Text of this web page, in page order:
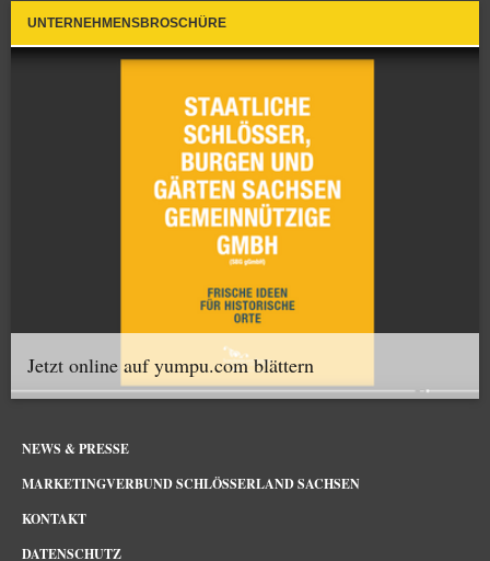
UNTERNEHMENSBROSCHÜRE
Jetzt online auf yumpu.com blättern
NEWS & PRESSE
MARKETINGVERBUND SCHLÖSSERLAND SACHSEN
KONTAKT
DATENSCHUTZ